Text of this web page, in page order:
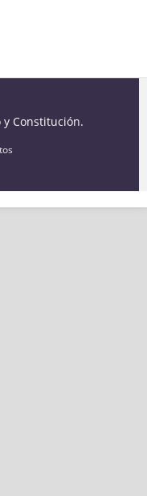
Constitución.